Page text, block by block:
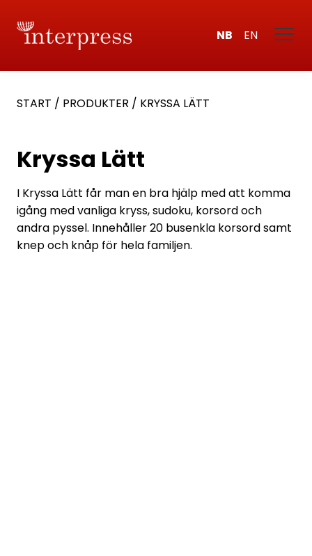
NB EN
START / PRODUKTER / KRYSSA LÄTT
Kryssa Lätt
I Kryssa Lätt får man en bra hjälp med att komma
igång med vanliga kryss, sudoku, korsord och
andra pyssel. Innehåller 20 busenkla korsord samt
knep och knåp för hela familjen.